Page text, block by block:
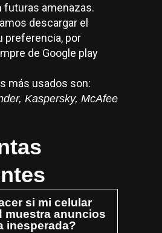
futuras amenazas.
descargar el
preferencia, por
de Google play
más usados son:
Kaspersky, McAfee
si mi celular
muestra anuncios
inesperada?